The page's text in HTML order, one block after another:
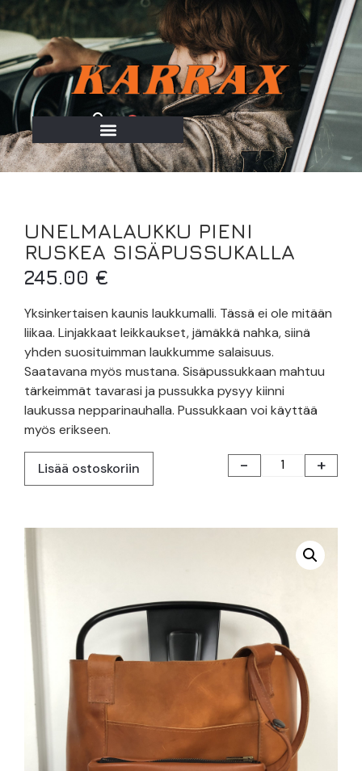
UNELMALAUKKU PIENI
RUSKEA SISÄPUSSUKALLA
245.00 €
Yksinkertaisen kaunis laukkumalli. Tässä ei ole mitään
liikaa. Linjakkaat leikkaukset, jämäkkä nahka, siinä
yhden suosituimman laukkumme salaisuus.
Saatavana myös mustana. Sisäpussukkaan mahtuu
tärkeimmät tavarasi ja pussukka pysyy kiinni
laukussa nepparinauhalla. Pussukkaan voi käyttää
myös erikseen.
- +
Lisää ostoskoriin